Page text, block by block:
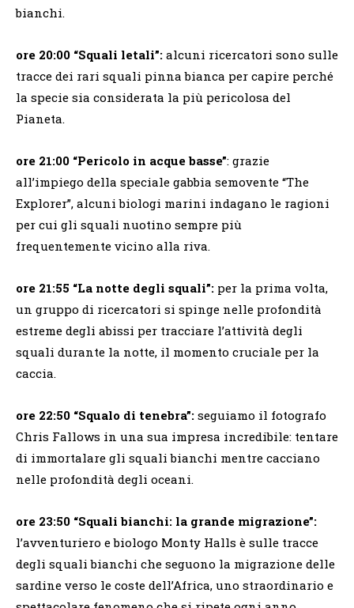
bianchi.
ore 20:00 “Squali letali”: alcuni ricercatori sono sulle
tracce dei rari squali pinna bianca per capire perché
la specie sia considerata la più pericolosa del
Pianeta.
ore 21:00 “Pericolo in acque basse”: grazie
all’impiego della speciale gabbia semovente “The
Explorer”, alcuni biologi marini indagano le ragioni
per cui gli squali nuotino sempre più
frequentemente vicino alla riva.
ore 21:55 “La notte degli squali”: per la prima volta,
un gruppo di ricercatori si spinge nelle profondità
estreme degli abissi per tracciare l’attività degli
squali durante la notte, il momento cruciale per la
caccia.
ore 22:50 “Squalo di tenebra”: seguiamo il fotografo
Chris Fallows in una sua impresa incredibile: tentare
di immortalare gli squali bianchi mentre cacciano
nelle profondità degli oceani.
ore 23:50 “Squali bianchi: la grande migrazione”:
l’avventuriero e biologo Monty Halls è sulle tracce
degli squali bianchi che seguono la migrazione delle
sardine verso le coste dell’Africa, uno straordinario e